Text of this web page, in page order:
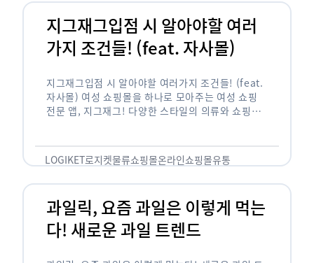
지그재그입점 시 알아야할 여러
가지 조건들! (feat. 자사몰)
지그재그입점 시 알아야할 여러가지 조건들! (feat.
자사몰) 여성 쇼핑몰을 하나로 모아주는 여성 쇼핑
전문 앱, 지그재그! 다양한 스타일의 의류와 쇼핑몰
LOGIKET로지켓물류쇼핑몰온라인쇼핑몰유통
과일릭, 요즘 과일은 이렇게 먹는
다! 새로운 과일 트렌드